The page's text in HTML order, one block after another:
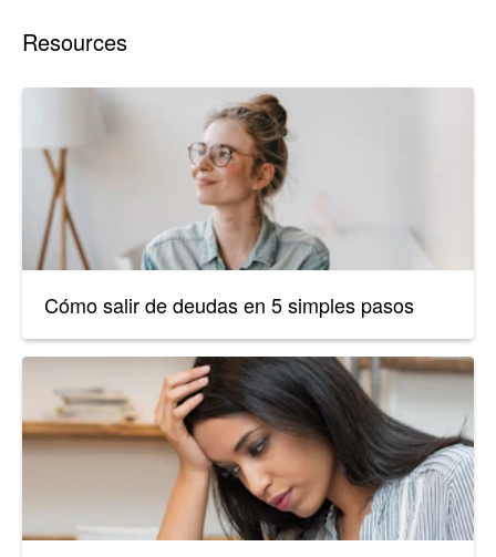
Resources
Cómo salir de deudas en 5 simples pasos